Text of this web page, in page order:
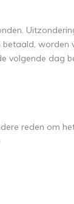
betaald, worden
volgende dag
reden om